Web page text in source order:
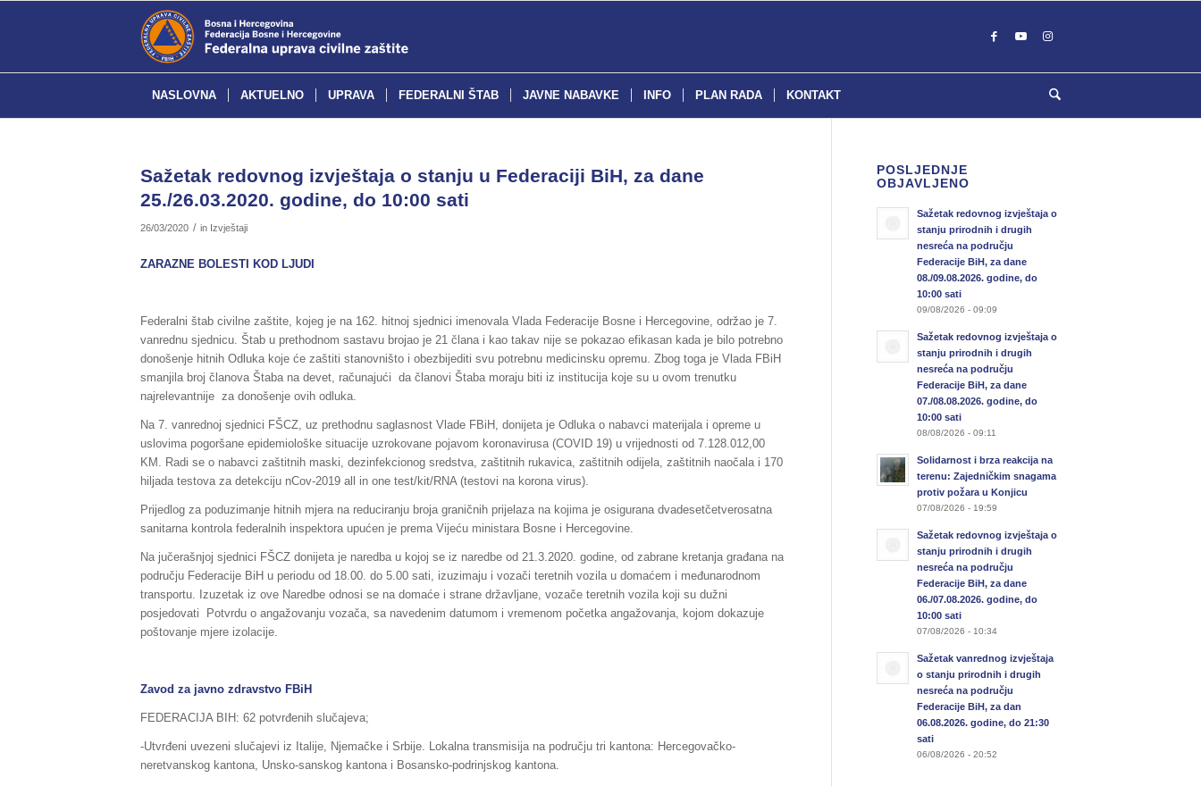
NASLOVNA AKTUELNO UPRAVA FEDERALNI ŠTAB JAVNE NABAVKE INFO PLAN RADA KONTAKT
Sažetak redovnog izvještaja o stanju u Federaciji BiH, za dane
25./26.03.2020. godine, do 10:00 sati
26/03/2020 / in Izvještaji
ZARAZNE BOLESTI KOD LJUDI
Federalni štab civilne zaštite, kojeg je na 162. hitnoj sjednici imenovala Vlada Federacije Bosne i Hercegovine, održao je 7.
vanrednu sjednicu. Štab u prethodnom sastavu brojao je 21 člana i kao takav nije se pokazao efikasan kada je bilo potrebno
donošenje hitnih Odluka koje će zaštiti stanovništo i obezbijediti svu potrebnu medicinsku opremu. Zbog toga je Vlada FBiH
smanjila broj članova Štaba na devet, računajući da članovi Štaba moraju biti iz institucija koje su u ovom trenutku
najrelevantnije za donošenje ovih odluka.
Na 7. vanrednoj sjednici FŠCZ, uz prethodnu saglasnost Vlade FBiH, donijeta je Odluka o nabavci materijala i opreme u
uslovima pogoršane epidemiološke situacije uzrokovane pojavom koronavirusa (COVID 19) u vrijednosti od 7.128.012,00
KM. Radi se o nabavci zaštitnih maski, dezinfekcionog sredstva, zaštitnih rukavica, zaštitnih odijela, zaštitnih naočala i 170
hiljada testova za detekciju nCov-2019 all in one test/kit/RNA (testovi na korona virus).
Prijedlog za poduzimanje hitnih mjera na reduciranju broja graničnih prijelaza na kojima je osigurana dvadesetčetverosatna
sanitarna kontrola federalnih inspektora upućen je prema Vijeću ministara Bosne i Hercegovine.
Na jučerašnjoj sjednici FŠCZ donijeta je naredba u kojoj se iz naredbe od 21.3.2020. godine, od zabrane kretanja građana na
području Federacije BiH u periodu od 18.00. do 5.00 sati, izuzimaju i vozači teretnih vozila u domaćem i međunarodnom
transportu. Izuzetak iz ove Naredbe odnosi se na domaće i strane državljane, vozače teretnih vozila koji su dužni
posjedovati Potvrdu o angažovanju vozača, sa navedenim datumom i vremenom početka angažovanja, kojom dokazuje
poštovanje mjere izolacije.
Zavod za javno zdravstvo FBiH
FEDERACIJA BIH: 62 potvrđenih slučajeva;
-Utvrđeni uvezeni slučajevi iz Italije, Njemačke i Srbije. Lokalna transmisija na području tri kantona: Hercegovačko-
neretvanskog kantona, Unsko-sanskog kantona i Bosansko-podrinjskog kantona.
POSLJEDNJE
OBJAVLJENO
Sažetak redovnog izvještaja o
stanju prirodnih i drugih
nesreća na području
Federacije BiH, za dane
08./09.08.2026. godine, do
10:00 sati
09/08/2026 - 09:09
Sažetak redovnog izvještaja o
stanju prirodnih i drugih
nesreća na području
Federacije BiH, za dane
07./08.08.2026. godine, do
10:00 sati
08/08/2026 - 09:11
Solidarnost i brza reakcija na
terenu: Zajedničkim snagama
protiv požara u Konjicu
07/08/2026 - 19:59
Sažetak redovnog izvještaja o
stanju prirodnih i drugih
nesreća na području
Federacije BiH, za dane
06./07.08.2026. godine, do
10:00 sati
07/08/2026 - 10:34
Sažetak vanrednog izvještaja
o stanju prirodnih i drugih
nesreća na području
Federacije BiH, za dan
06.08.2026. godine, do 21:30
sati
06/08/2026 - 20:52